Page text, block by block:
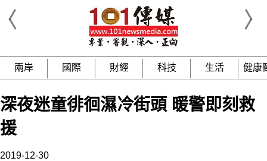
兩岸 國際 財經 科技 生活 健康
深夜迷童徘徊濕冷街頭 暖警即刻救
援
2019-12-30